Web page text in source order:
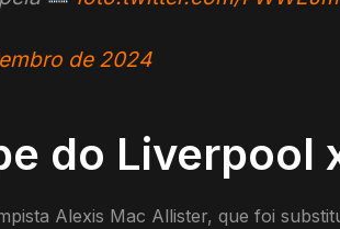
de 2024
do Liverpool
Alexis Mac Allister, que foi